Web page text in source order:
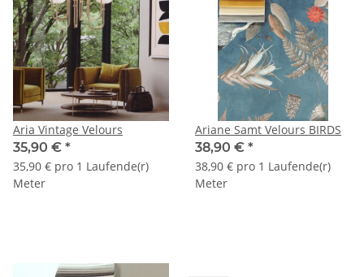
Aria Vintage Velours
35,90 € *
35,90 € pro 1 Laufende(r)
Meter
Ariane Samt Velours BIRDS
38,90 € *
38,90 € pro 1 Laufende(r)
Meter